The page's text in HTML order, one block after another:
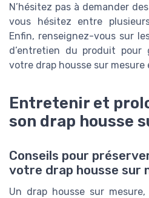
N’hésitez pas à demander
vous hésitez entre
Enfin, renseignez-vous sur
d’entretien du produit
votre drap housse sur
Entretenir et
son drap housse
Conseils pour
votre drap housse sur
Un drap housse sur